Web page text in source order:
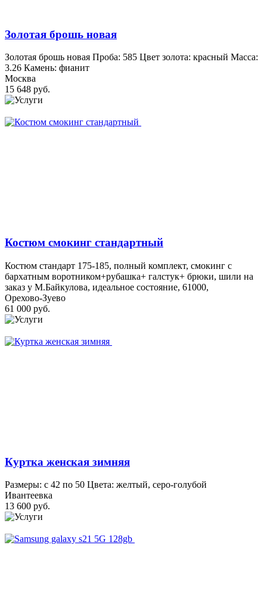
Золотая брошь новая
Золотая брошь новая Проба: 585 Цвет золота: красный Масса:
3.26 Камень: фианит
Москва
15 648 руб.
Костюм смокинг стандартный
Костюм стандарт 175-185, полный комплект, смокинг с
бархатным воротником+рубашка+ галстук+ брюки, шили на
заказ у М.Байкулова, идеальное состояние, 61000,
Орехово-Зуево
61 000 руб.
Куртка женская зимняя
Размеры: с 42 по 50 Цвета: желтый, серо-голубой
Ивантеевка
13 600 руб.